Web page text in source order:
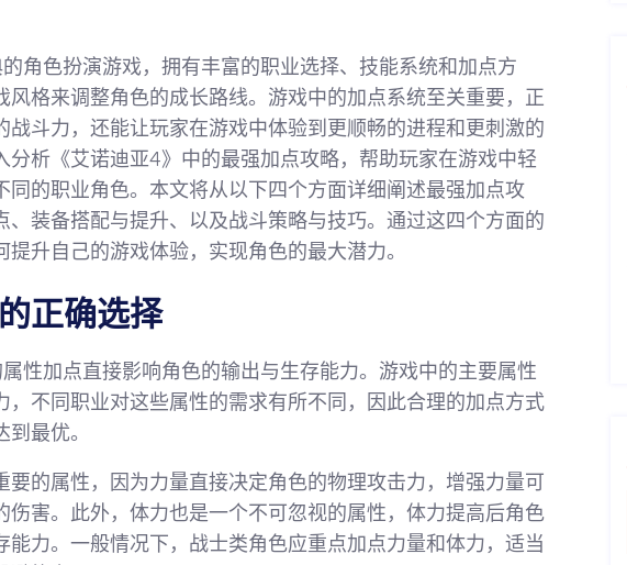
角色扮演游戏，拥有丰富的职业选择、技能系统和加点方
风格来调整角色的成长路线。游戏中的加点系统至关重要，正
战斗力，还能让玩家在游戏中体验到更顺畅的进程和更刺激的
分析《艾诺迪亚4》中的最强加点攻略，帮助玩家在游戏中轻
同的职业角色。本文将从以下四个方面详细阐述最强加点攻
、装备搭配与提升、以及战斗策略与技巧。通过这四个方面的
升自己的游戏体验，实现角色的最大潜力。
正确选择
性加点直接影响角色的输出与生存能力。游戏中的主要属性
，不同职业对这些属性的需求有所不同，因此合理的加点方式
最优。
要的属性，因为力量直接决定角色的物理攻击力，增强力量可
伤害。此外，体力也是一个不可忽视的属性，体力提高后角色
能力。一般情况下，战士类角色应重点加点力量和体力，适当